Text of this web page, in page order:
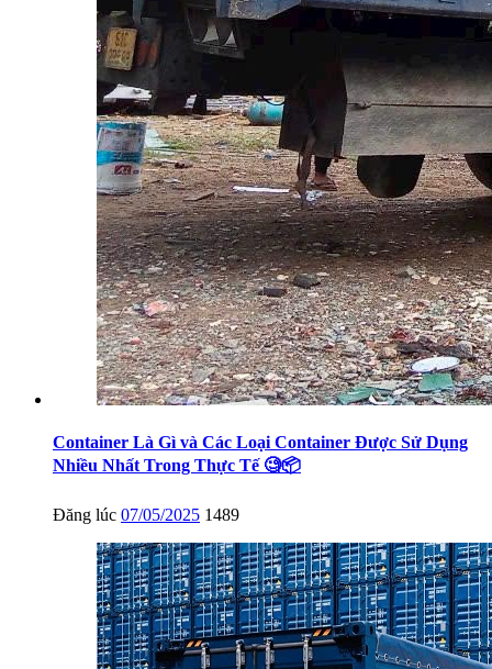
Container Là Gì và Các Loại Container Được Sử Dụng
Nhiều Nhất Trong Thực Tế 🧐📦
Đăng lúc 07/05/2025 1489